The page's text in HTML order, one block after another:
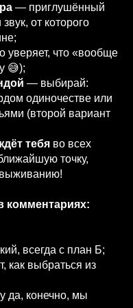
— приглушённый
от которого
уверяет, что «вообще
😅);
— выбирай:
одиночестве или
(второй вариант
тебя во всех
точку,
выживанию!
комментариях:
всегда с план Б;
как выбраться из
да, конечно, мы